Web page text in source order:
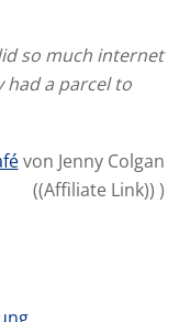
so much internet
had a parcel to
von Jenny Colgan
((Affiliate Link)) )